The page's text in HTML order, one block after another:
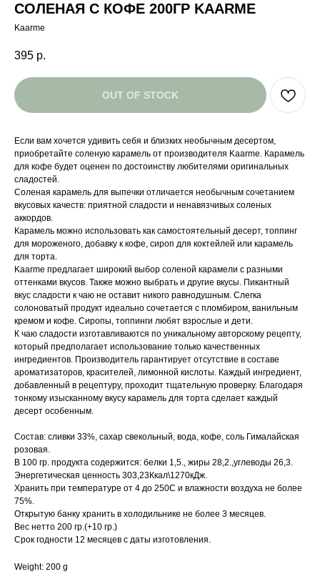
СОЛЕНАЯ С КОФЕ 200ГР KAARME
Kaarme
395 р.
OUT OF STOCK
Если вам хочется удивить себя и близких необычным десертом,
приобретайте соленую карамель от производителя Kaarme. Карамель
для кофе будет оценен по достоинству любителями оригинальных
сладостей.
Соленая карамель для выпечки отличается необычным сочетанием
вкусовых качеств: приятной сладости и ненавязчивых соленых
аккордов.
Карамель можно использовать как самостоятельный десерт, топпинг
для мороженого, добавку к кофе, сироп для коктейлей или карамель
для торта.
Kaarme предлагает широкий выбор соленой карамели с разными
оттенками вкусов. Также можно выбрать и другие вкусы. Пикантный
вкус сладости к чаю не оставит никого равнодушным. Слегка
солоноватый продукт идеально сочетается с пломбиром, ванильным
кремом и кофе. Сиропы, топпинги любят взрослые и дети.
К чаю сладости изготавливаются по уникальному авторскому рецепту,
который предполагает использование только качественных
ингредиентов. Производитель гарантирует отсутствие в составе
ароматизаторов, красителей, лимонной кислоты. Каждый ингредиент,
добавленный в рецептуру, проходит тщательную проверку. Благодаря
тонкому изысканному вкусу карамель для торта сделает каждый
десерт особенным.
Состав: сливки 33%, сахар свекольный, вода, кофе, соль Гималайская
розовая.
В 100 гр. продукта содержится: белки 1,5., жиры 28,2.,углеводы 26,3.
Энергетическая ценность 303,23Ккал\1270кДж.
Хранить при температуре от 4 до 250С и влажности воздуха не более
75%.
Открытую банку хранить в холодильнике не более 3 месяцев.
Вес нетто 200 гр.(+10 гр.)
Срок годности 12 месяцев с даты изготовления.
Weight: 200 g